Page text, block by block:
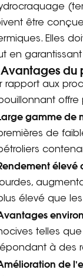
être
Elles
en
du
rapport aux
gamme de
de
élevé
élevé que
telles
à des
de